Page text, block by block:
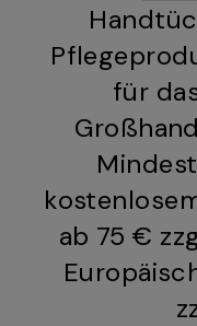
für
ab 75 €